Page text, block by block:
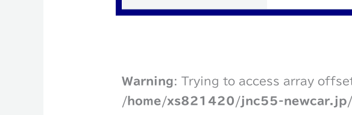
Warning: Trying to access array
/home/xs821420/jnc55-